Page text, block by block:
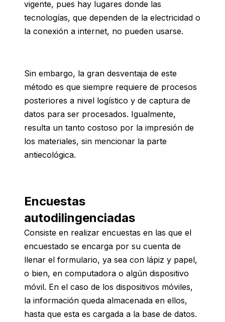
vigente, pues hay lugares donde las
tecnologías, que dependen de la electricidad o
la conexión a internet, no pueden usarse.
Sin embargo, la gran desventaja de este
método es que siempre requiere de procesos
posteriores a nivel logístico y de captura de
datos para ser procesados. Igualmente,
resulta un tanto costoso por la impresión de
los materiales, sin mencionar la parte
antiecológica.
Encuestas
autodilingenciadas
Consiste en realizar encuestas en las que el
encuestado se encarga por su cuenta de
llenar el formulario, ya sea con lápiz y papel,
o bien, en computadora o algún dispositivo
móvil. En el caso de los dispositivos móviles,
la información queda almacenada en ellos,
hasta que esta es cargada a la base de datos.